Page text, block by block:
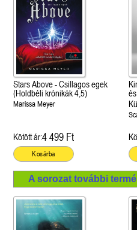
Stars Above - Csillagos egek
(Holdbéli krónikák 4,5)
Marissa Meyer
Kötött ár:4 499 Ft
Kosárba
1.)
A sorozat további